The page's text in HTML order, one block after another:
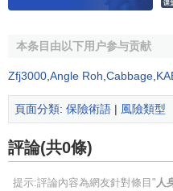
本条目由以下用户参与贡献
Zfj3000,Angle Roh,Cabbage,
頁面分類: 保險術語 | 風險類型
評論(共0條)
提示:評論內容為網友針對條目" 人